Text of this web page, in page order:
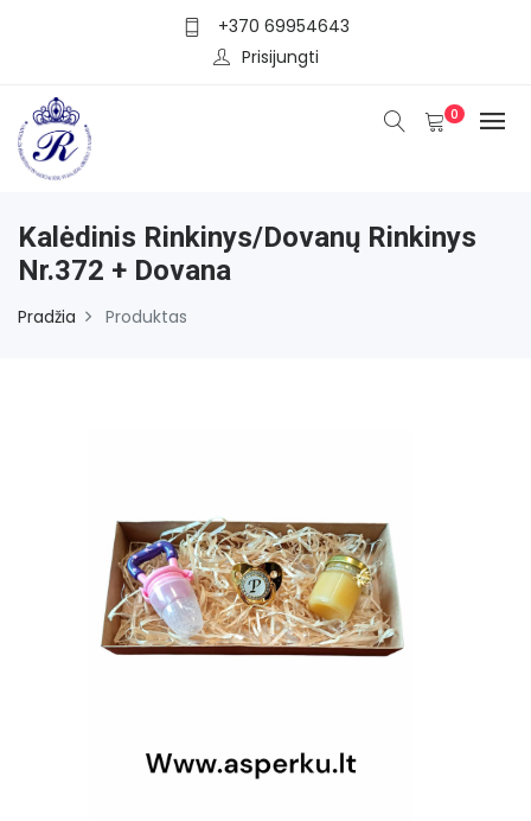
+370 69954643
Prisijungti
0
Kalėdinis Rinkinys/dovanų Rinkinys
Nr.372 + Dovana
Pradžia Produktas